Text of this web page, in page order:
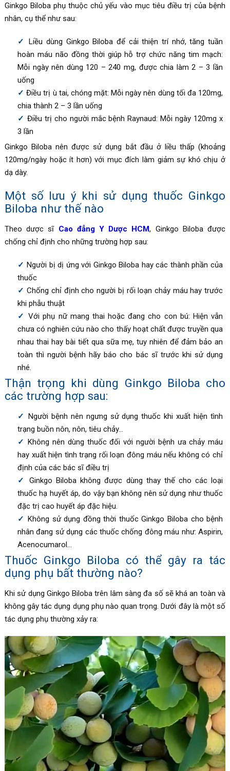
Ginkgo Bilobaphụ thuộc chủ yếu vào mục tiêu điều trị của bệnh
nhân, cụ thể như sau:
Liều dùng Ginkgo Biloba để cải thiện trí nhớ, tăng tuần
hoàn máu não đồng thời giúp hỗ trợ chức năng tim mạch:
Mỗi ngày nên dùng 120 – 240 mg, được chia làm 2 – 3 lần
uống
Điều trị ù tai, chóng mặt: Mỗi ngày nên dùng tối đa 120mg,
chia thành 2 – 3 lần uống
Điều trị cho người mắc bệnh Raynaud: Mỗi ngày 120mg x
3 lần
Ginkgo Biloba nên được sử dụng bắt đầu ở liều thấp (khoảng
120mg/ngày hoặc ít hơn) với mục đích làm giảm sự khó chịu ở
dạ dày.
Một số lưu ý khi sử dụng thuốc Ginkgo
Biloba như thế nào
Theo dược sĩ Cao đẳng Y Dược HCM, Ginkgo Biloba được
chống chỉ định cho những trường hợp sau:
Người bị dị ứng với Ginkgo Biloba hay các thành phần của
thuốc
Chống chỉ định cho người bị rối loạn chảy máu hay trước
khi phẫu thuật
Với phụ nữ mang thai hoặc đang cho con bú: Hiện vẫn
chưa có nghiên cứu nào cho thấy hoạt chất được truyền qua
nhau thai hay bài tiết qua sữa mẹ, tuy nhiên để đảm bảo an
toàn thì người bệnh hãy báo cho bác sĩ trước khi sử dụng
nhé.
Thận trọng khi dùng Ginkgo Biloba cho
các trường hợp sau:
Người bệnh nên ngưng sử dụng thuốc khi xuất hiện tình
trạng buồn nôn, nôn, tiêu chảy…
Không nên dùng thuốc đối với người bệnh ưa chảy máu
hay xuất hiện tình trạng rối loạn đông máu nếu không có chỉ
định của các bác sĩ điều trị
Ginkgo Biloba không được dùng thay thế cho các loại
thuốc hạ huyết áp, do vậy bạn không nên sử dụng như thuốc
đặc trị cao huyết áp đặc hiệu.
Không sử dụng đồng thời thuốcGinkgo Biloba cho bệnh
nhân đang sử dụng các thuốc chống đông máu như: Aspirin,
Acenocumarol…
Thuốc Ginkgo Biloba có thể gây ra tác
dụng phụ bất thường nào?
Khi sử dụng Ginkgo Biloba trên lâm sàng đa số sẽ khá an toàn và
không gây tác dụng dụng phụ nào quan trọng. Dưới đây là một số
tác dụng phụ thường xảy ra: